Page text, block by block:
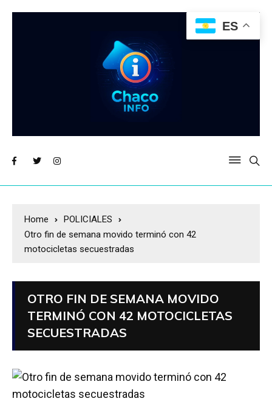
Home
POLICIALES
Otro fin de semana movido terminó con 42
motocicletas secuestradas
OTRO FIN DE SEMANA MOVIDO
TERMINÓ CON 42 MOTOCICLETAS
SECUESTRADAS
ES